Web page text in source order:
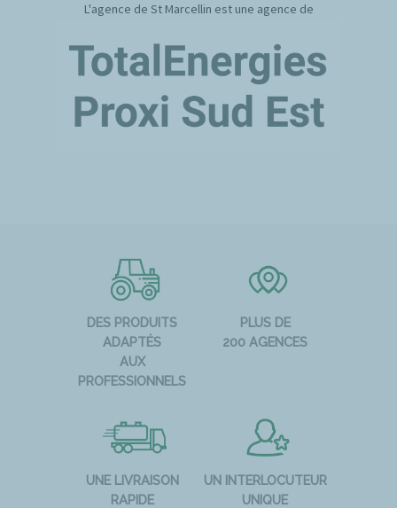
L'agence de St Marcellin est une agence de
DES PRODUITS
ADAPTÉS
AUX
PROFESSIONNELS
PLUS DE
200 AGENCES
UNE LIVRAISON
RAPIDE
UN INTERLOCUTEUR
UNIQUE